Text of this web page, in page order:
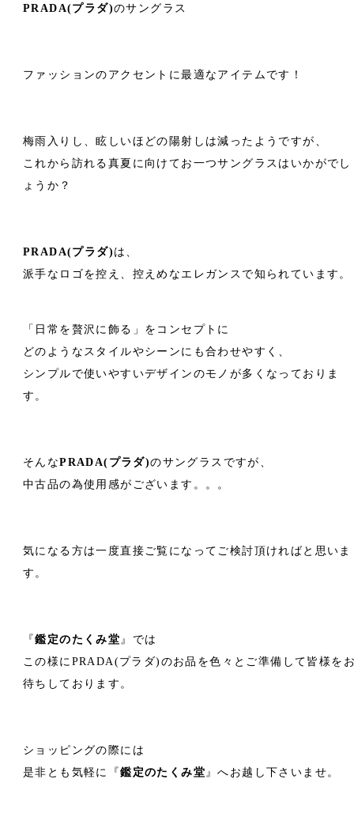
PRADA(プラダ)のサングラス
ファッションのアクセントに最適なアイテムです！
梅雨入りし、眩しいほどの陽射しは減ったようですが、
これから訪れる真夏に向けてお一つサングラスはいかがでし
ょうか？
PRADA(プラダ) は、
派手なロゴを控え、控えめなエレガンスで知られています。
「 日常を贅沢に飾る 」をコンセプトに
どのようなスタイルやシーンにも合わせやすく、
シンプルで使いやすいデザインのモノが多くなっておりま
す。
そんなPRADA(プラダ)のサングラスですが、
中古品の為使用感がございます。。。
気になる方は一度直接ご覧になってご検討頂ければと思いま
す。
『鑑定のたくみ堂 』では
この様にPRADA(プラダ)のお品を色々とご準備して皆様を
待ちしております。
ショッピングの際には
是非とも気軽に『鑑定のたくみ堂 』へお越し下さいませ。